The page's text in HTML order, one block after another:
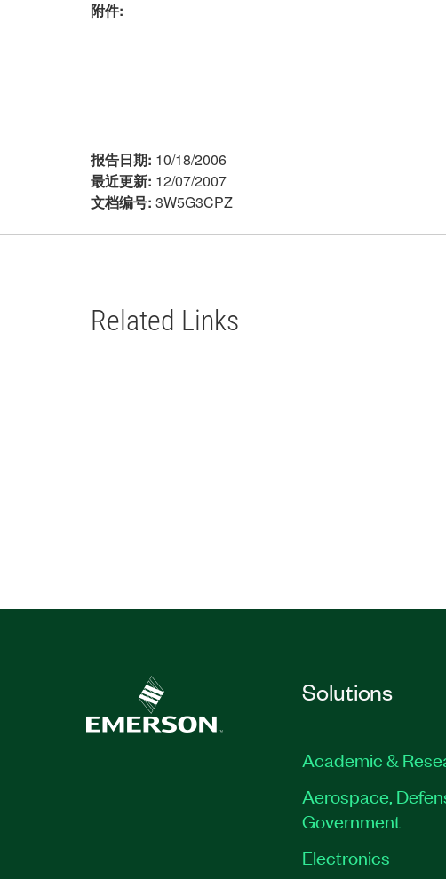
附件:
报告日期: 10/18/2006
最近更新: 12/07/2007
文档编号: 3W5G3CPZ
Related Links
Solutions
Academic &
Aerospace,
Government
Electronics